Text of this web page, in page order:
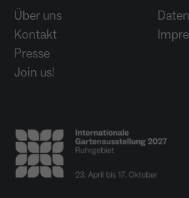
Über uns
Kontakt
Presse
Join us!